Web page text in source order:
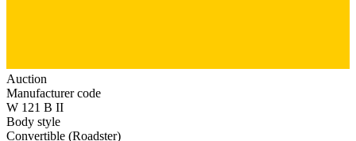
Auction
Manufacturer code
W 121 B II
Body style
Convertible (Roadster)